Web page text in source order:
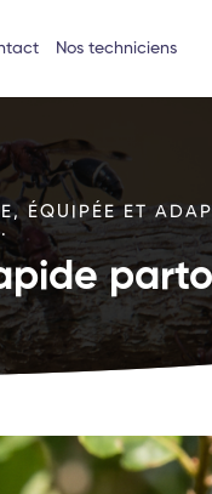
Nos techniciens
ÉQUIPÉE ET